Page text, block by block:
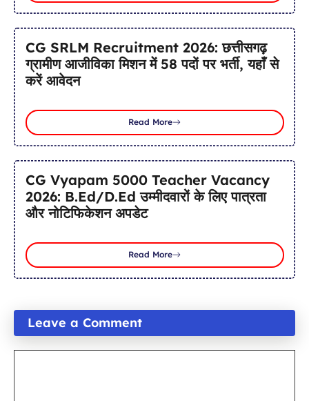
CG SRLM Recruitment 2026: छत्तीसगढ़
ग्रामीण आजीविका मिशन में 58 पदों पर भर्ती, यहाँ से
करें आवेदन
Read More
CG Vyapam 5000 Teacher Vacancy
2026: B.Ed/D.Ed उम्मीदवारों के लिए पात्रता
और नोटिफिकेशन अपडेट
Read More
Leave a Comment